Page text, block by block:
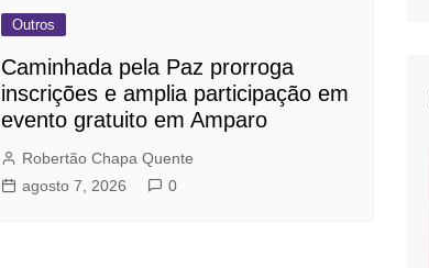
Outros
Caminhada pela Paz prorroga
inscrições e amplia participação em
evento gratuito em Amparo
Robertão Chapa Quente
agosto 7, 2026
0